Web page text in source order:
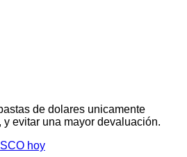
de dolares unicamente
evitar una mayor devaluación.
hoy